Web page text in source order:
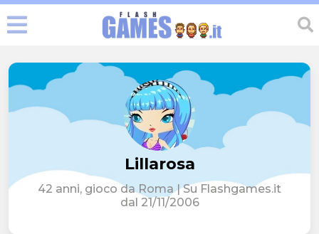
Lillarosa
42 anni, gioco da Roma | Su Flashgames.it
dal 21/11/2006